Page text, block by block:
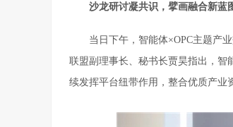
沙龙研讨凝共识，擘画融合新蓝
当日下午，智能体×OPC主题产
联盟副理事长、秘书长贾昊指出，智
续发挥平台纽带作用，整合优质产业